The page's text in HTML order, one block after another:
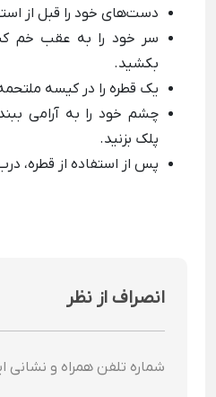
دست‌های خود را قبل از
سر خود را به عقب خم
بکشید.
یک قطره را در کیسه
چشم خود را به آرامی
پلک بزنید.
پس از استفاده از قطره،
انصراف از نظر
شماره تلفن همراه و نشانی